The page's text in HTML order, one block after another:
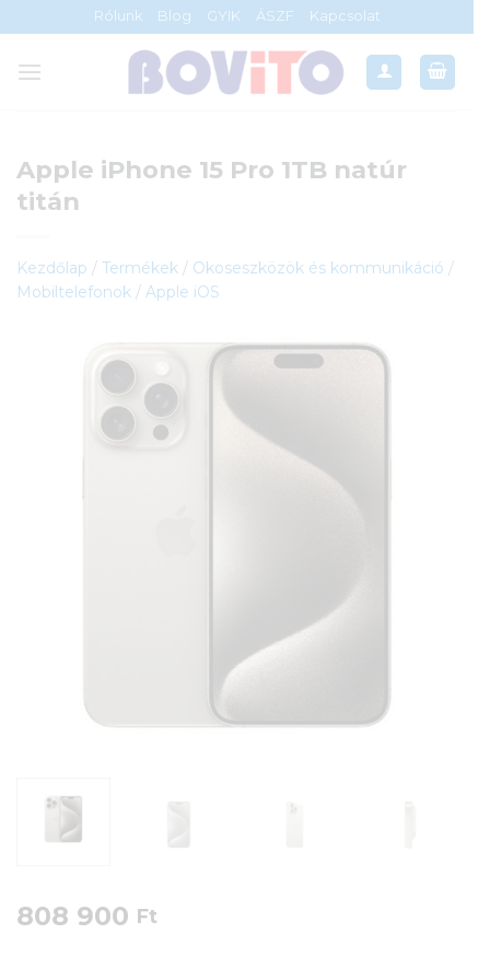
to
content
Rólunk Blog GYIK ÁSZF Kapcsolat
Apple iPhone 15 Pro 1TB natúr
titán
Kezdőlap / Termékek / Okoseszközök és kommunikáció /
Mobiltelefonok / Apple iOS
808 900 Ft